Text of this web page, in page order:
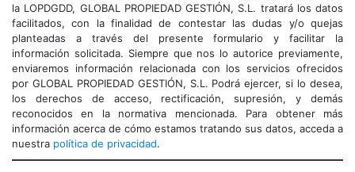
la LOPDGDD, GLOBAL PROPIEDAD GESTIÓN, S.L. tratará los datos
facilitados, con la finalidad de contestar las dudas y/o quejas
planteadas a través del presente formulario y facilitar la
información solicitada. Siempre que nos lo autorice previamente,
enviaremos información relacionada con los servicios ofrecidos
por GLOBAL PROPIEDAD GESTIÓN, S.L. Podrá ejercer, si lo desea,
los derechos de acceso, rectificación, supresión, y demás
reconocidos en la normativa mencionada. Para obtener más
información acerca de cómo estamos tratando sus datos, acceda a
nuestra política de privacidad.